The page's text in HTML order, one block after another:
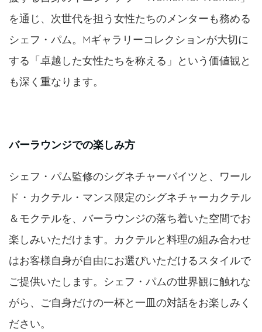
を通じ、次世代を担う女性たちのメンターも務める
シェフ・パム。Mギャラリーコレクションが大切に
する「卓越した女性たちを称える」という価値観と
も深く重なります。
バーラウンジでの楽しみ方
シェフ・パム監修のシグネチャーバイツと、ワール
ド・カクテル・マンス限定のシグネチャーカクテル
＆モクテルを、バーラウンジの落ち着いた空間でお
楽しみいただけます。カクテルと料理の組み合わせ
はお客様自身が自由にお選びいただけるスタイルで
ご提供いたします。シェフ・パムの世界観に触れな
がら、ご自身だけの一杯と一皿の対話をお楽しみく
ださい。